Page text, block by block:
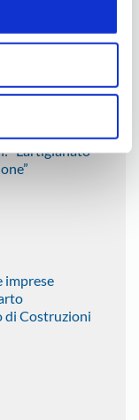
artigiane nei
alle imprese
“L’artigianato
imprese
di Costruzioni